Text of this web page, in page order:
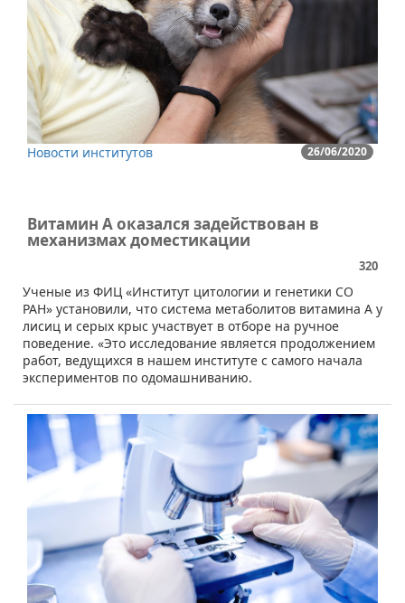
26/06/2020
Новости институтов
Витамин А оказался задействован в
механизмах доместикации
320
​Ученые из ФИЦ «Институт цитологии и генетики СО
РАН» установили, что система метаболитов витамина А у
лисиц и серых крыс участвует в отборе на ручное
поведение. «Это исследование является продолжением
работ, ведущихся в нашем институте с самого начала
экспериментов по одомашниванию.